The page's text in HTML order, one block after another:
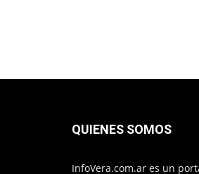
QUIENES SOMOS
InfoVera.com.ar es un